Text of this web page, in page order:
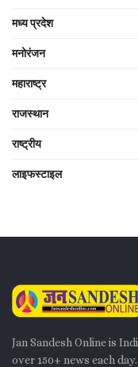
मध्य प्रदेश
मनोरंजन
महाराष्ट्र
राजस्थान
राष्ट्रीय
लाइफस्टाइल
Jan Sandesh Online is
over 150+ news each